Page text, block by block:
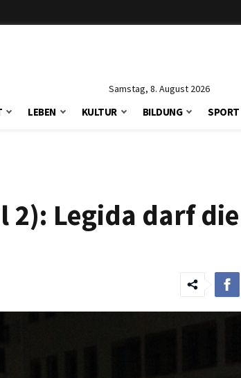
Samstag, 8. August 2026
LEBEN KULTUR BILDUNG SPORT
2): Legida darf